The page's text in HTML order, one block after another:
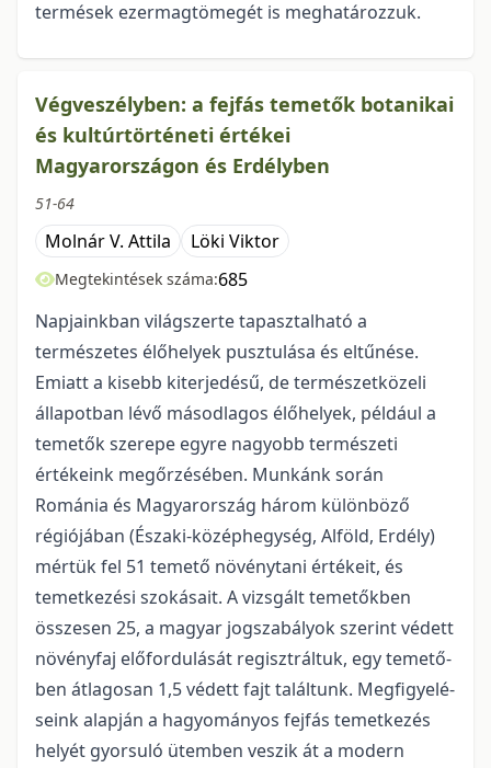
termések ezermagtömegét is meghatározzuk.
Végveszélyben: a fejfás temetők botanikai
és kultúrtörténeti értékei
Magyarországon és Erdélyben
51-64
Molnár V. Attila Löki Viktor
Megtekintések száma:685
Napjainkban világszerte tapasztalható a
természetes élőhelyek pusztulása és eltűnése.
Emiatt a kisebb kiterjedésű, de természetközeli
állapotban lévő másodlagos élőhe­lyek, például a
temetők szerepe egyre nagyobb természeti
értékeink megőrzésében. Munkánk során
Románia és Magyarország három különböző
régiójában (Északi-középhegység, Alföld, Erdély)
mértük fel 51 temető növénytani ér­tékeit, és
temetkezési szokásait. A vizsgált temetőkben
összesen 25, a magyar jogszabályok szerint vé­dett
növényfaj előfordulását regisztráltuk, egy temető­
ben átlagosan 1,5 védett fajt találtunk. Megfigyelé­
seink alapján a hagyományos fejfás temetkezés
helyét gyorsuló ütemben veszik át a modern